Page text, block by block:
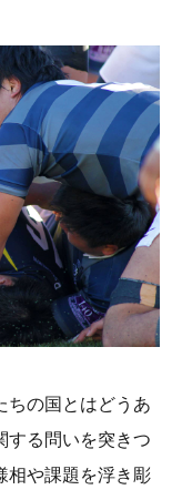
ちの国とはどうあ
する問いを突きつ
相や課題を浮き彫